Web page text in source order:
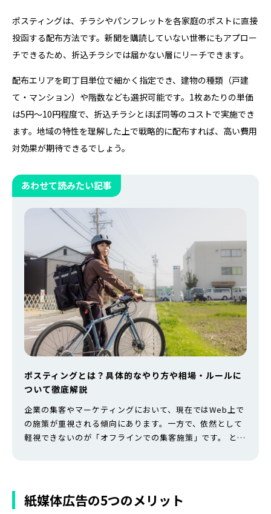
ポスティングは、チラシやパンフレットを各家庭のポストに直接
投函する配布方法です。新聞を購読していない世帯にもアプロー
チできるため、折込チラシでは届かない層にリーチできます。
配布エリアを町丁目単位で細かく指定でき、建物の種類（戸建
て・マンション）や階数なども選択可能です。1枚あたりの単価
は5円〜10円程度で、折込チラシとほぼ同等のコストで実施でき
ます。地域の特性を理解した上で戦略的に配布すれば、高い費用
対効果が期待できるでしょう。
あわせて読みたい記事
ポスティングとは？具体的なやり方や相場・ルールに
ついて徹底解説
企業の集客やマーケティングにおいて、現在ではWeb上で
の施策が重視される傾向にあります。一方で、依然として
軽視できないのが「オフラインでの集客施策」です。 とく
しょう。 この記事では、ポスティングの具体的なやり方や
コツ、費用の相場感に加え、実施…
紙媒体広告の5つのメリット